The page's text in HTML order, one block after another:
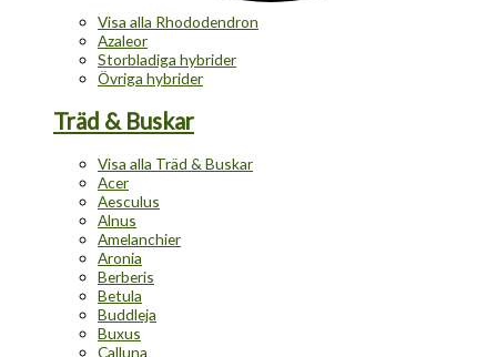
Visa alla Rhododendron
Azaleor
Storbladiga hybrider
Övriga hybrider
Träd & Buskar
Visa alla Träd & Buskar
Acer
Aesculus
Alnus
Amelanchier
Aronia
Berberis
Betula
Buddleja
Buxus
Calluna